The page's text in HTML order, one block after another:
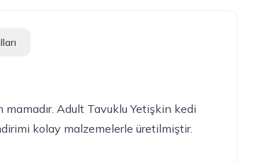
mamadır. Adult Tavuklu Yetişkin kedi
kolay malzemelerle üretilmiştir.